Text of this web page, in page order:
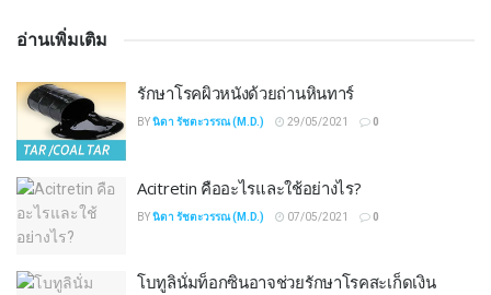
อ่านเพิ่มเติม
รักษาโรคผิวหนังด้วยถ่านหินทาร์
BYนิดา รัชตะวรรณ (M.D.) 29/05/2021 0
Acitretin คืออะไรและใช้อย่างไร?
BYนิดา รัชตะวรรณ (M.D.) 07/05/2021 0
โบทูลินั่มท็อกซินอาจช่วยรักษาโรคสะเก็ดเงิน